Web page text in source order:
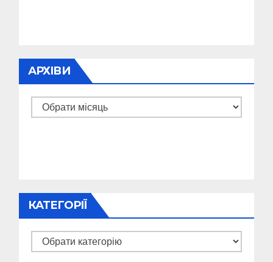
АРХІВИ
Архіви
КАТЕГОРІЇ
Категорії